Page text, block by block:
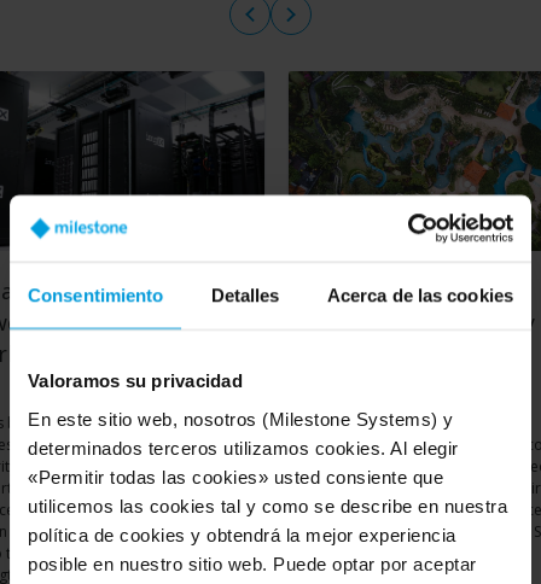
Consentimiento Detalles Acerca de las cookies
Valoramos su privacidad
En este sitio web, nosotros (Milestone Systems) y
determinados terceros utilizamos cookies. Al elegir
«Permitir todas las cookies» usted consiente que
utilicemos las cookies tal y como se describe en nuestra
política de cookies y obtendrá la mejor experiencia
posible en nuestro sitio web. Puede optar por aceptar
Centre: Securing the
of the Digital
byline with Bisinfotech India,
Kaup explains why data center
must include video surveillance.
delves into the importance of
in our extremely data-
world and puts across the ways
can be leveraged to
its protection. It paints a
Navigating the next
frontier of
As focus on traveller safety and
enhanced customer experience
to the fore, hotels can turn to
analytics for insights to guide their
decisions, says Benjamin Low, vice
president, Asia Pacific, Milestone